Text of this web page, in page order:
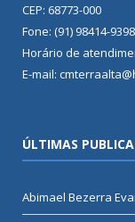
CEP: 68773-000
Fone: (91) 98414-9398
Horário de
E-mail:
ÚLTIMAS
Abimael Bezerra